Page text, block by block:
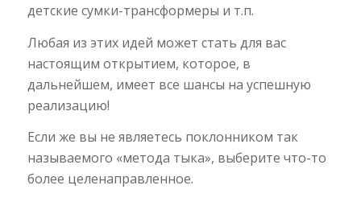
детские сумки-трансформеры и т.п.
Любая из этих идей может стать для вас
настоящим открытием, которое, в
дальнейшем, имеет все шансы на успешную
реализацию!
Если же вы не являетесь поклонником так
называемого «метода тыка», выберите что-то
более целенаправленное.